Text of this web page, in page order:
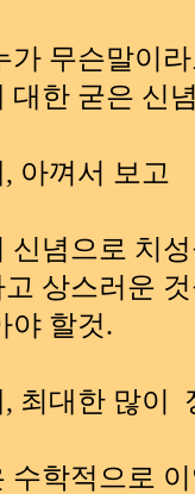
가 무슨말이
대한 굳은 신
아껴서 보고
신념으로 치
상스러운
야 할것.
, 최대한 많이
수학적으로